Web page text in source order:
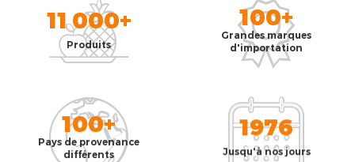
11 000+
Produits
100+
Grandes marques
d'importation
100+
Pays de provenance
différents
1976
Jusqu'à nos jours